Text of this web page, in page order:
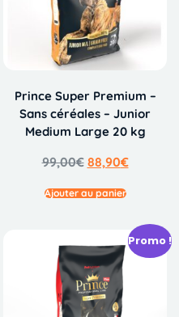
Prince Super Premium –
Sans céréales – Junior
Medium Large 20 kg
99,00€ 88,90€
Ajouter au panier
Promo !